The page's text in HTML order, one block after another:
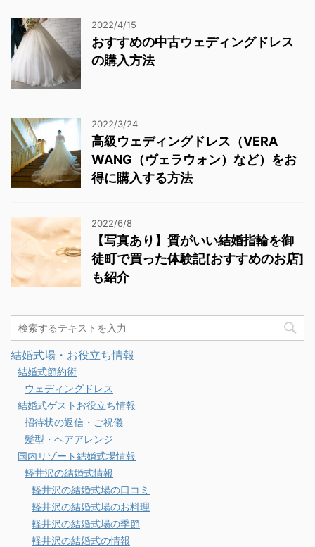
2022/4/15
おすすめの中古ウェディングドレス
の購入方法
2022/3/24
高級ウェディングドレス（VERA
WANG（ヴェラウォン）など）をお
得に購入する方法
2022/6/8
【写真あり】質がいい結婚指輪を御
徒町で買った体験記[おすすめのお店]
も紹介
結婚式場・お役立ち情報
結婚式節約術
ウェディングドレス
結婚式ゲストお役立ち情報
招待状の返信・ご祝儀
髪型・ヘアアレンジ
国内リゾート結婚式場情報
軽井沢の結婚式情報
軽井沢の結婚式場の口コミ
軽井沢の結婚式場のお料理
軽井沢の結婚式場の季節
軽井沢の結婚式の情報